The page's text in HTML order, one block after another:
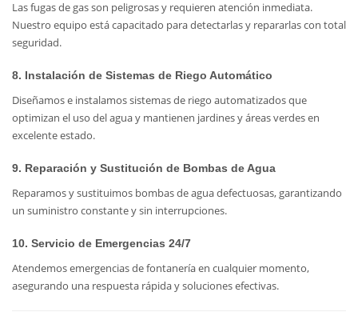
Las fugas de gas son peligrosas y requieren atención inmediata.
Nuestro equipo está capacitado para detectarlas y repararlas con total
seguridad.
8. Instalación de Sistemas de Riego Automático
Diseñamos e instalamos sistemas de riego automatizados que
optimizan el uso del agua y mantienen jardines y áreas verdes en
excelente estado.
9. Reparación y Sustitución de Bombas de Agua
Reparamos y sustituimos bombas de agua defectuosas, garantizando
un suministro constante y sin interrupciones.
10. Servicio de Emergencias 24/7
Atendemos emergencias de fontanería en cualquier momento,
asegurando una respuesta rápida y soluciones efectivas.